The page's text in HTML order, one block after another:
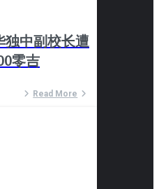
独中副校长遭
零吉
Read More